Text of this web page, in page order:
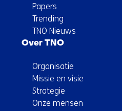
Papers
Trending
TNO Nieuws
Over TNO
Organisatie
Missie en visie
Strategie
Onze mensen